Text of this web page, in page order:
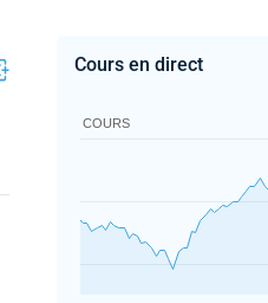
Cours en direct
COURS